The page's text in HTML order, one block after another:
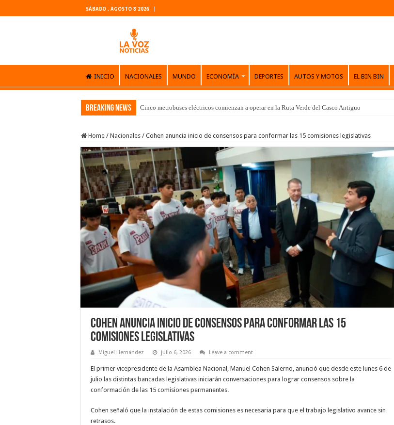
SÁBADO , AGOSTO 8 2026
INICIO NACIONALES MUNDO ECONOMÍA DEPORTES AUTOS Y MOTOS EL BIN BIN
Breaking News Cinco metrobuses eléctricos comienzan a operar en la Ruta Verde del Casco Antiguo
Home / Nacionales / Cohen anuncia inicio de consensos para conformar las 15 comisiones legislativas
Cohen anuncia inicio de consensos para conformar las 15
comisiones legislativas
Miguel Hernández julio 6, 2026 Leave a comment
El primer vicepresidente de la Asamblea Nacional, Manuel Cohen Salerno, anunció que desde este lunes 6 de
julio las distintas bancadas legislativas iniciarán conversaciones para lograr consensos sobre la
conformación de las 15 comisiones permanentes.
Cohen señaló que la instalación de estas comisiones es necesaria para que el trabajo legislativo avance sin
retrasos.